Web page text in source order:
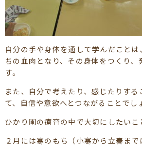
自分の手や身体を通して学んだこと
ちの血肉となり、その身体をつくり、
す。
また、自分で考えたり、感じたりす
て、自信や意欲へとつながることでし
ひかり園の療育の中で大切にしたいこ
２月には寒のもち（小寒から立春まで